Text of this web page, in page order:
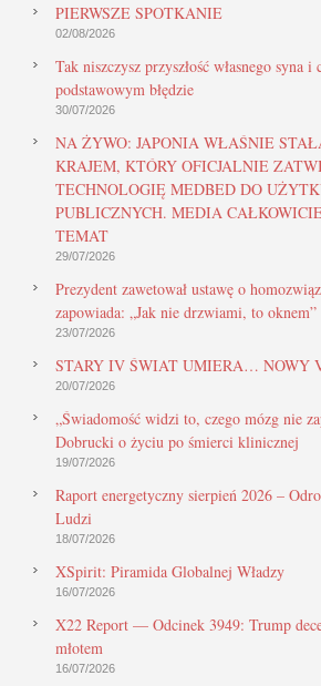
PIERWSZE SPOTKANIE
02/08/2026
Tak niszczysz przyszłość własnego syna
podstawowym błędzie
30/07/2026
NA ŻYWO: JAPONIA WŁAŚNIE
KRAJEM, KTÓRY OFICJALNIE
TECHNOLOGIĘ MEDBED DO
PUBLICZNYCH. MEDIA
TEMAT
29/07/2026
Prezydent zawetował ustawę o
zapowiada: „Jak nie drzwiami, to oknem”
23/07/2026
STARY IV ŚWIAT UMIERA… NOWY
20/07/2026
„Świadomość widzi to, czego mózg nie
Dobrucki o życiu po śmierci klinicznej
19/07/2026
Raport energetyczny sierpień 2026 –
Ludzi
18/07/2026
XSpirit: Piramida Globalnej Władzy
16/07/2026
X22 Report — Odcinek 3949: Trump
młotem
16/07/2026